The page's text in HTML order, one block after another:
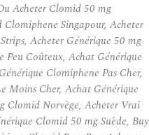
Acheter Clomid 50 mg
Singapour, Acheter
Acheter Générique 50 mg
Coûteux, Achat Générique
Clomiphene Pas Cher,
Moins Cher, Achat Générique
Clomid Norvège, Acheter Vrai
Clomid 50 mg Suède, Buy